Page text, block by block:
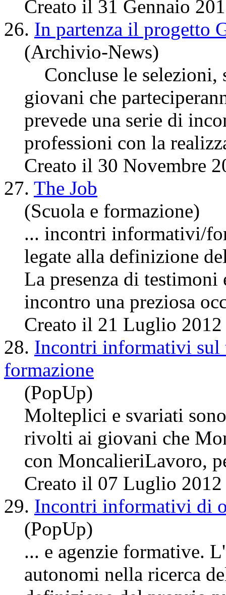
Creato il 31 Gennaio
26. In partenza il progetto
(Archivio-News)
Concluse le selezioni,
giovani che
prevede una serie di
professioni con la
Creato il 30 Novembre
27. The Job
(Scuola e formazione)
... incontri informativi/
legate alla definizione
La presenza di testimoni
incontro una preziosa
Creato il 21 Luglio 2012
28. Incontri informativi sul
formazione
(PopUp)
Molteplici e svariati
rivolti ai giovani che
con
Creato il 07 Luglio 2012
29. Incontri informativi di
(PopUp)
... e agenzie formative.
autonomi nella ricerca